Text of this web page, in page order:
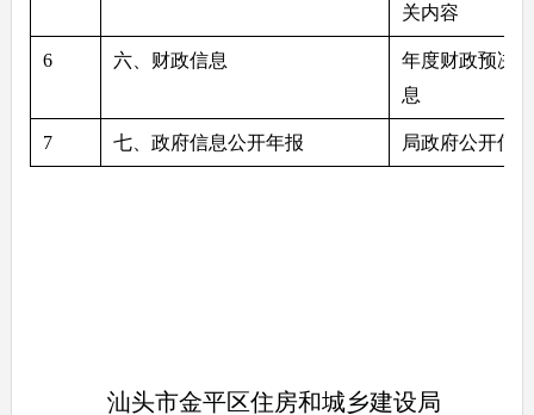
关内容
6 六、财政信息
年度财政预决
息
7 七、政府信息公开年报 局政府公开信
汕头市金平区住房和城乡建设局